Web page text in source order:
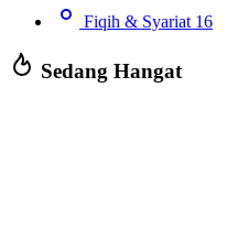
Fiqih & Syariat 16
Sedang Hangat